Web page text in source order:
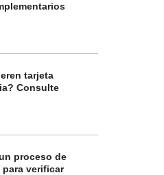
tarjeta
Consulte
proceso de
para verificar